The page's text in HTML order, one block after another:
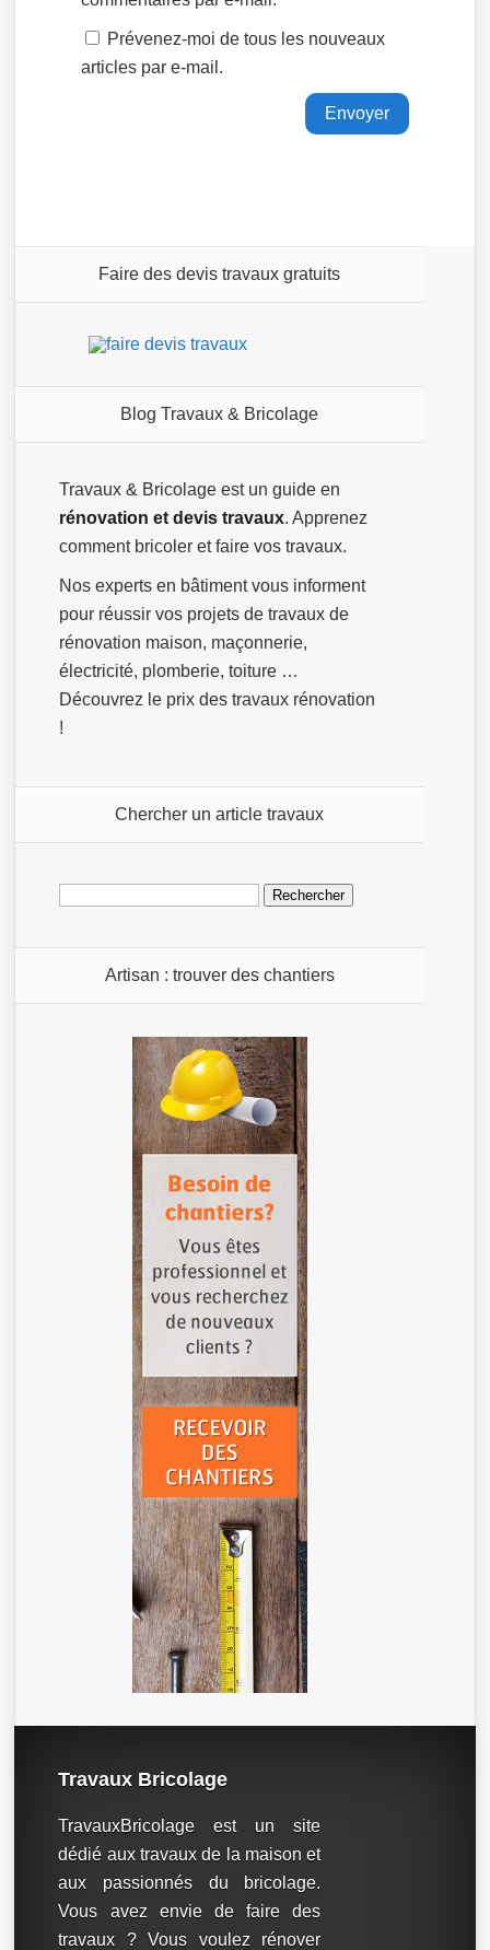
Prévenez-moi de tous les nouveaux
articles par e-mail.
Faire des devis travaux gratuits
Blog Travaux & Bricolage
Travaux & Bricolage est un guide en
rénovation et devis travaux. Apprenez
comment bricoler et faire vos travaux.
Nos experts en bâtiment vous informent
pour réussir vos projets de travaux de
rénovation maison, maçonnerie,
électricité, plomberie, toiture …
Découvrez le prix des travaux rénovation
!
Chercher un article travaux
Rechercher :
Artisan : trouver des chantiers
Travaux Bricolage
TravauxBricolage est un site
dédié aux travaux de la maison et
aux passionnés du bricolage.
Vous avez envie de faire des
travaux ? Vous voulez rénover